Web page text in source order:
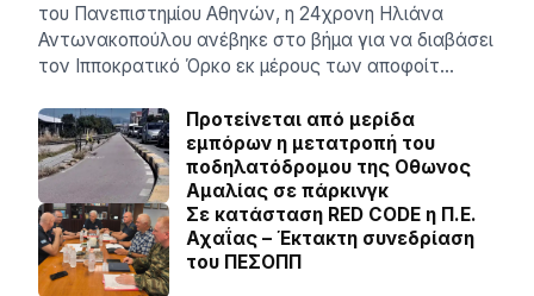
του Πανεπιστημίου Αθηνών, η 24χρονη Ηλιάνα
Αντωνακοπούλου ανέβηκε στο βήμα για να διαβάσει
τον Ιπποκρατικό Όρκο εκ μέρους των αποφοίτ…
Προτείνεται από μερίδα
εμπόρων η μετατροπή του
ποδηλατόδρομου της Οθωνος
Αμαλίας σε πάρκινγκ
Σε κατάσταση RED CODE η Π.Ε.
Αχαΐας – Έκτακτη συνεδρίαση
του ΠΕΣΟΠΠ